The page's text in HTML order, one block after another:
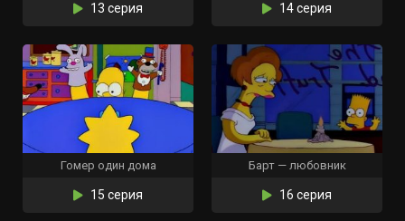
13 серия 14 серия
Гомер один дома
15 серия
Барт — любовник
16 серия